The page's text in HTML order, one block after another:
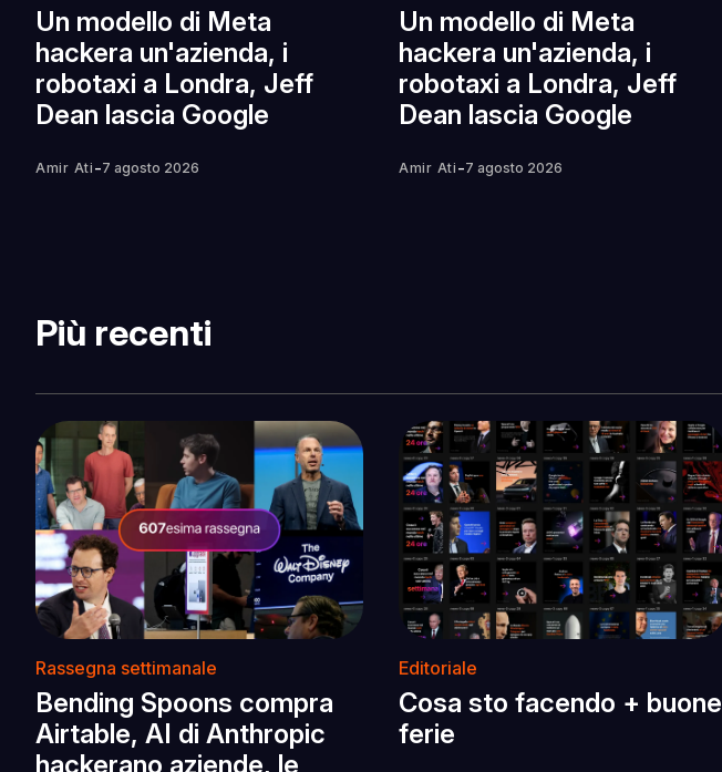
Un modello di Meta
hackera un'azienda, i
robotaxi a Londra, Jeff
Dean lascia Google
Amir Ati -7 agosto 2026
Un modello di Meta
hackera un'azienda, i
robotaxi a Londra, Jeff
Dean lascia Google
Amir Ati -7 agosto 2026
Più recenti
Rassegna settimanale
Bending Spoons compra
Airtable, AI di Anthropic
hackerano aziende, le
Editoriale
Cosa sto facendo + buone
ferie